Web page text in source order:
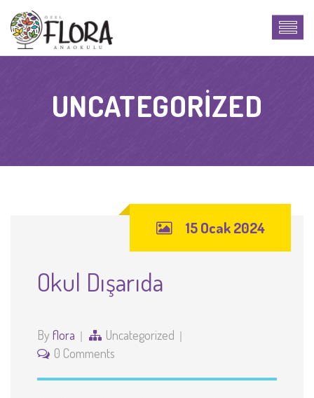
UNCATEGORIZED
15 Ocak 2024
Okul Dışarıda
By flora
Uncategorized
0 Comments